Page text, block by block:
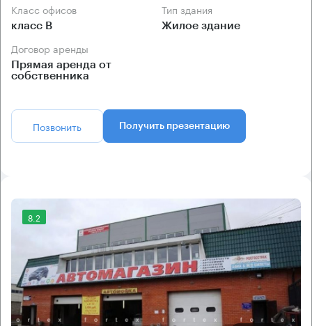
Класс офисов
класс B
Тип здания
Жилое здание
Договор аренды
Прямая аренда от
собственника
Позвонить Получить презентацию
8.2